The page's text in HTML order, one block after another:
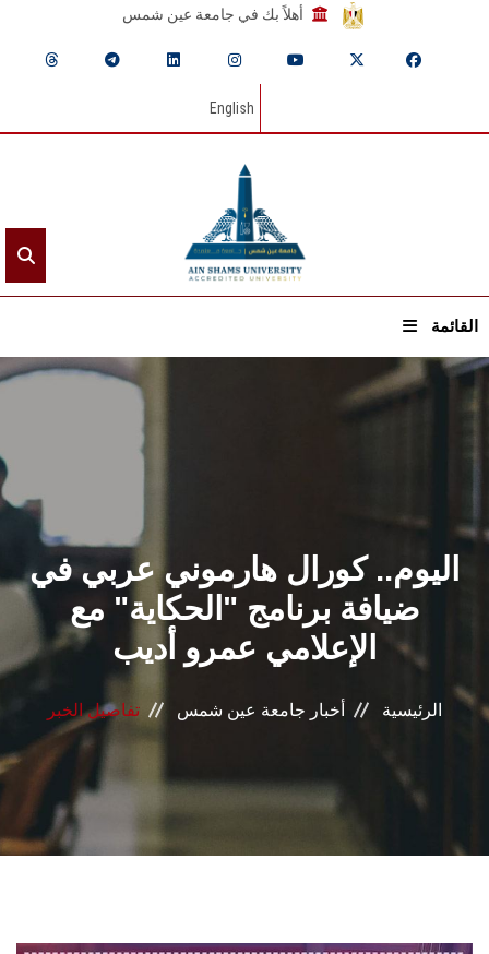
أهلاً بك في جامعة عين شمس
English
القائمة
الرئيسيـة
القطاعـات
الشئون الأكاديمية
البحث العلمي
المراكز والوحدات
الأنظمة الذكية
اليوم.. كورال هارموني عربي في
ضيافة برنامج "الحكاية" مع
الإعلامي عمرو أديب
الرئيسية أخبار جامعة عين شمس تفاصيل الخبر